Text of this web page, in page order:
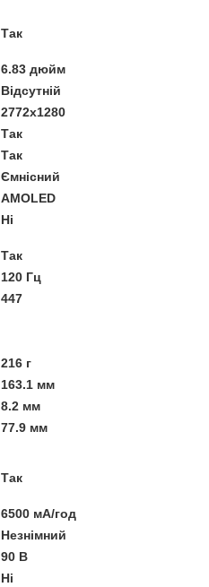
Так
6.83 дюйм
Відсутній
2772x1280
Так
Так
Ємнісний
AMOLED
Ні
Так
120 Гц
447
216 г
163.1 мм
8.2 мм
77.9 мм
Так
6500 мА/год
Незнімний
90 В
Ні